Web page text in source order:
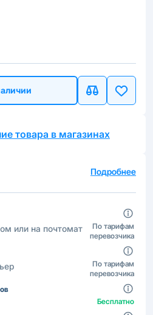
товара в магазинах
Подробнее
или на почтомат
По тарифам
перевозчика
По тарифам
перевозчика
Бесплатно